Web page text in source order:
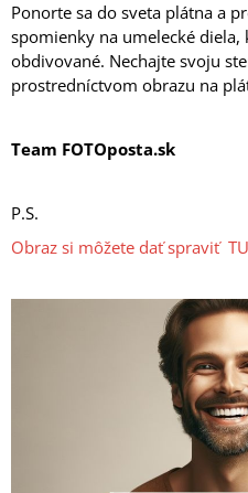
Ponorte sa do sveta plátna a
spomienky na umelecké
obdivované. Nechajte svoju
prostredníctvom obrazu na
Team FOTOposta.sk
P.S.
Obraz si môžete dať spraviť TU